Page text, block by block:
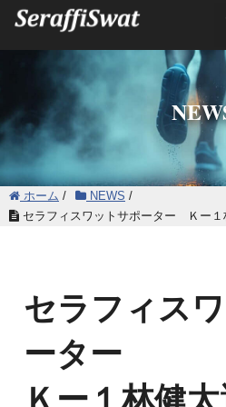
ホーム / NEWS /
セラフィスワットサポーター Ｋー
セラフィス
ーター